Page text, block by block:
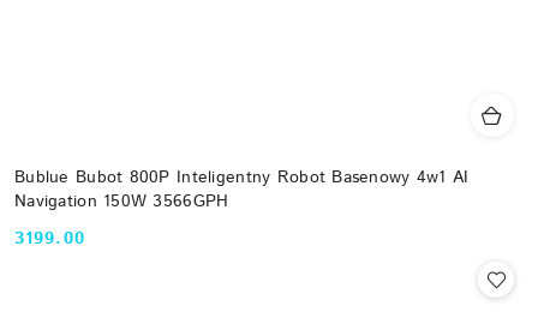
Bublue Bubot 800P Inteligentny Robot Basenowy 4w1 AI
Navigation 150W 3566GPH
Cena:
3199.00